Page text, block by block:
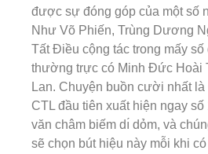
được sự đóng góp của một số
Như Võ Phiến, Trùng Dương
Tất Điều cộng tác trong mấy số
thường trực có Minh Đức Hoài
Lan. Chuyện buồn cười nhất
CTL đầu tiên xuất hiện ngay
văn châm biếm dı́ dỏm, và
sẽ chọn bút hiệu này mỗi khi